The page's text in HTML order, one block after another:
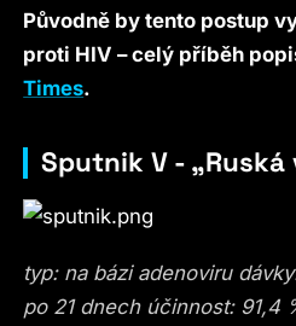
Původně by tento postup
proti HIV – celý příběh
Times.
Sputnik V - „Ruská
typ: na bázi adenoviru
po 21 dnech účinnost: 91,4